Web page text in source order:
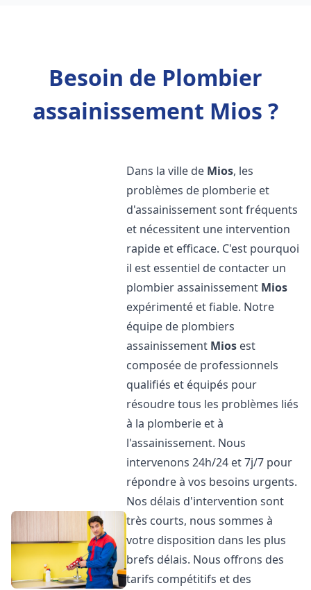
Besoin de Plombier
assainissement Mios ?
Dans la ville de Mios, les
problèmes de plomberie et
d'assainissement sont fréquents
et nécessitent une intervention
rapide et efficace. C'est pourquoi
il est essentiel de contacter un
plombier assainissement Mios
expérimenté et fiable. Notre
équipe de plombiers
assainissement Mios est
composée de professionnels
qualifiés et équipés pour
résoudre tous les problèmes liés
à la plomberie et à
l'assainissement. Nous
intervenons 24h/24 et 7j/7 pour
répondre à vos besoins urgents.
Nos délais d'intervention sont
très courts, nous sommes à
votre disposition dans les plus
brefs délais. Nous offrons des
tarifs compétitifs et des